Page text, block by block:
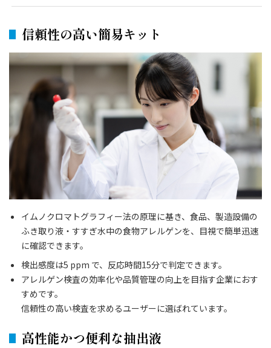
信頼性の高い簡易キット
イムノクロマトグラフィー法の原理に基き、食品、製造設備の
ふき取り液・すすぎ水中の食物アレルゲンを、目視で簡単迅速
に確認できます。
検出感度は5 ppm で、反応時間15分で判定できます。
アレルゲン検査の効率化や品質管理の向上を目指す企業におす
すめです。
信頼性の高い検査を求めるユーザーに選ばれています。
高性能かつ便利な抽出液